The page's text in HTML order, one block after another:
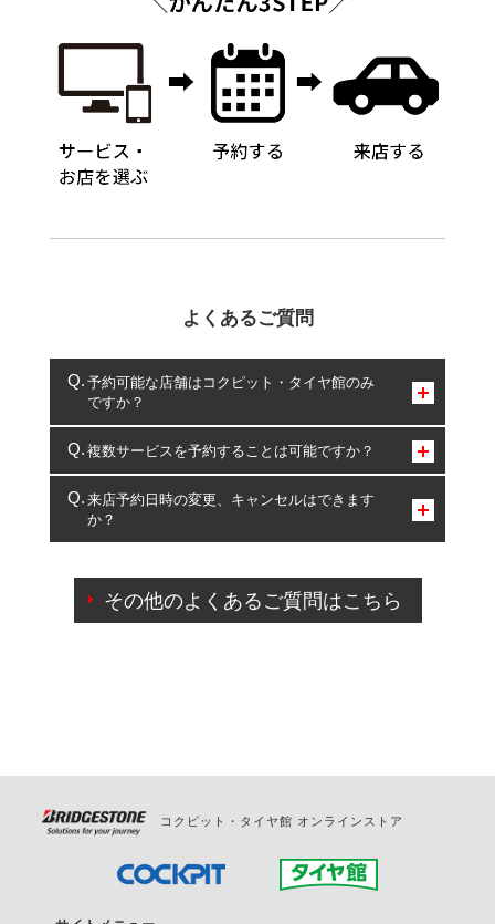
よくあるご質問
予約可能な店舗はコクピット・タイヤ館のみ
ですか？
コクピット・タイヤ館のみとなります。
複数サービスを予約することは可能ですか？
複数サービスのご予約は可能です。
一部の商品・サービスの組み合わせに限り、同時にご予約が
出来ないものもございます。
来店予約日時の変更、キャンセルはできます
か？
ご来店予約日の3営業日前を過ぎている場合のご予約
の日時変更につきましては、直接ご予約の店舗まで
その他のよくあるご質問はこちら
コクピット・タイヤ館 オンラインストア